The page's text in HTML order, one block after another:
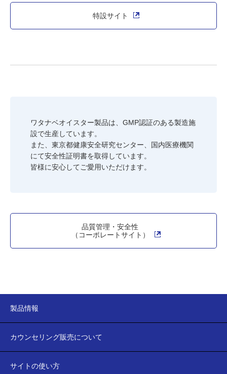
特設サイト
ワタナベオイスター製品は、GMP認証のある製造施
設で生産しています。
また、東京都健康安全研究センター、国内医療機関
にて安全性証明書を取得しています。
皆様に安心してご愛用いただけます。
品質管理・安全性
（コーポレートサイト）
製品情報
カウンセリング販売について
サイトの使い方